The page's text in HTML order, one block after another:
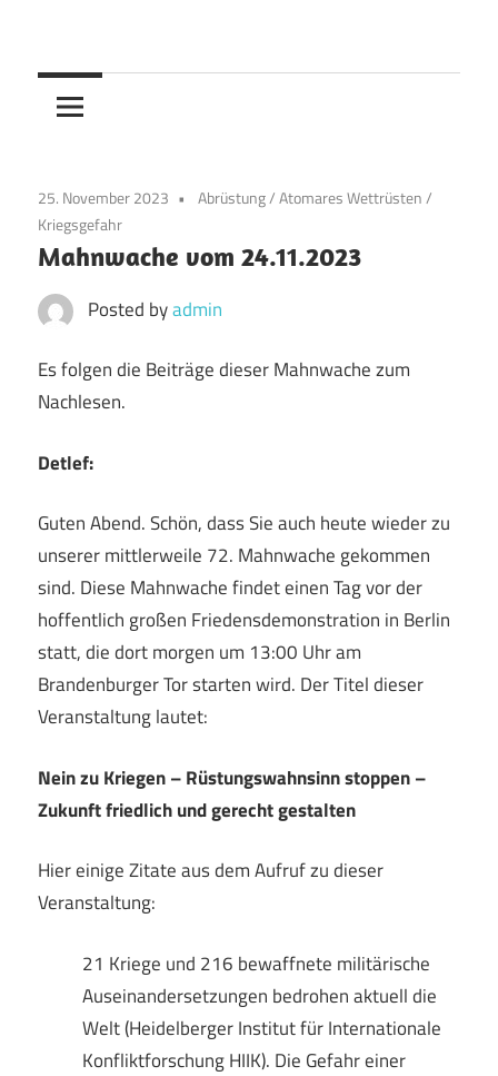
content
25. November 2023 Abrüstung/Atomares Wettrüsten/
Kriegsgefahr
Mahnwache vom 24.11.2023
Posted byadmin
Es folgen die Beiträge dieser Mahnwache zum
Nachlesen.
Detlef:
Guten Abend. Schön, dass Sie auch heute wieder zu
unserer mittlerweile 72. Mahnwache gekommen
sind. Diese Mahnwache findet einen Tag vor der
hoffentlich großen Friedensdemonstration in Berlin
statt, die dort morgen um 13:00 Uhr am
Brandenburger Tor starten wird. Der Titel dieser
Veranstaltung lautet:
Nein zu Kriegen – Rüstungswahnsinn stoppen –
Zukunft friedlich und gerecht gestalten
Hier einige Zitate aus dem Aufruf zu dieser
Veranstaltung:
21 Kriege und 216 bewaffnete militärische
Auseinandersetzungen bedrohen aktuell die
Welt (Heidelberger Institut für Internationale
Konfliktforschung HIIK). Die Gefahr einer